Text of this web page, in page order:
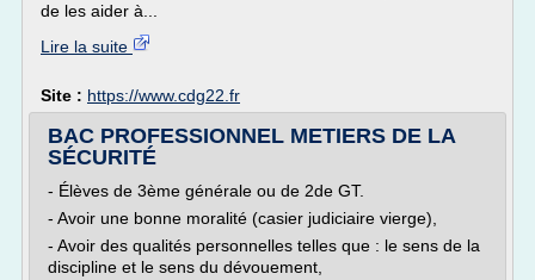
de les aider à...
Lire la suite
Site : https://www.cdg22.fr
BAC PROFESSIONNEL METIERS DE LA
SÉCURITÉ
- Élèves de 3ème générale ou de 2de GT.
- Avoir une bonne moralité (casier judiciaire vierge),
- Avoir des qualités personnelles telles que : le sens de la
discipline et le sens du dévouement,